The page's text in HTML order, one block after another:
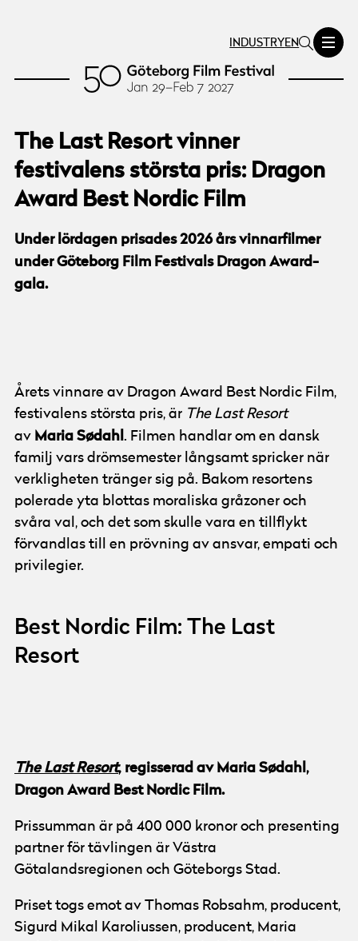
INDUSTRY EN
The Last Resort vinner
festivalens största pris: Dragon
Award Best Nordic Film
Under lördagen prisades 2026 års vinnarfilmer
under Göteborg Film Festivals Dragon Award-
gala.
Årets vinnare av Dragon Award Best Nordic Film,
festivalens största pris, är The Last Resort
av Maria Sødahl. Filmen handlar om en dansk
familj vars drömsemester långsamt spricker när
verkligheten tränger sig på. Bakom resortens
polerade yta blottas moraliska gråzoner och
svåra val, och det som skulle vara en tillflykt
förvandlas till en prövning av ansvar, empati och
privilegier.
Best Nordic Film: The Last
Resort
The Last Resort, regisserad av Maria Sødahl,
Dragon Award Best Nordic Film.
Prissumman är på 400 000 kronor och presenting
partner för tävlingen är Västra
Götalandsregionen och Göteborgs Stad.
Priset togs emot av Thomas Robsahm, producent,
Sigurd Mikal Karoliussen, producent, Maria